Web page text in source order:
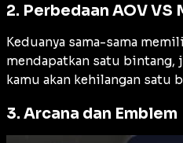
2. Perbedaan AOV VS
Keduanya sama-sama
mendapatkan satu bintang,
kamu akan kehilangan satu
3. Arcana dan Emblem